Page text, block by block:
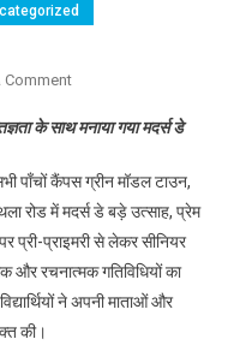
CommentOn इनोसेंट हार्ट्स स्कूल में
के साथ मनाया गया मदर्स डे
के साथ मनाया गया मदर्स डे
पाँचों कैंपस ग्रीन मॉडल टाउन,
रोड में मदर्स डे बड़े उत्साह, प्रेम
प्री-प्राइमरी से लेकर सीनियर
और रचनात्मक गतिविधियों का
ने अपनी माताओं और
की।